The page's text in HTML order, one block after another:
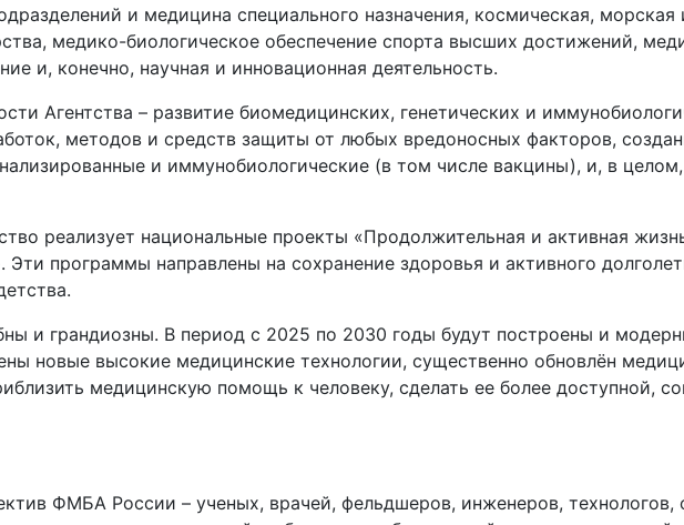
и медицина специального назначения, космическая, морская
медико-биологическое обеспечение спорта высших достижений,
и, конечно, научная и инновационная деятельность.
Агентства – развитие биомедицинских, генетических и
методов и средств защиты от любых вредоносных факторов,
и иммунобиологические (в том числе вакцины), и, в
реализует национальные проекты «Продолжительная и активная
программы направлены на сохранение здоровья и активного
и грандиозны. В период с 2025 по 2030 годы будут построены и
новые высокие медицинские технологии, существенно обновлён
медицинскую помощь к человеку, сделать ее более доступной,
ФМБА России – ученых, врачей, фельдшеров, инженеров, технологов,